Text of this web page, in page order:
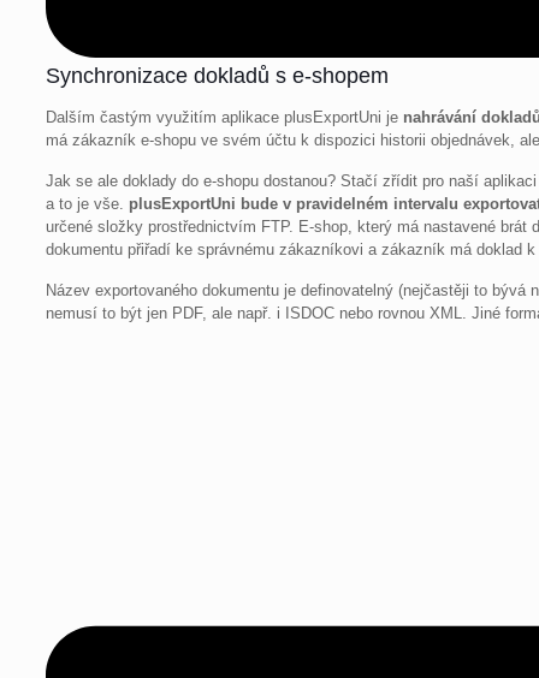
Synchronizace dokladů s e-shopem
Dalším častým využitím aplikace plusExportUni je nahrávání
má zákazník e-shopu ve svém účtu k dispozici historii objednávek,
Jak se ale doklady do e-shopu dostanou? Stačí zřídit pro naší
a to je vše. plusExportUni bude v pravidelném intervalu
určené složky prostřednictvím FTP. E-shop, který má nastavené
dokumentu přiřadí ke správnému zákazníkovi a zákazník má doklad
Název exportovaného dokumentu je definovatelný (nejčastěji to
nemusí to být jen PDF, ale např. i ISDOC nebo rovnou XML. Jiné